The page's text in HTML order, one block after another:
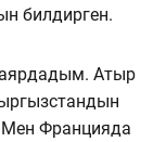
билдирген.
Атыр
Мен Францияда